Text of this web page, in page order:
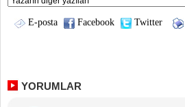
E-posta Facebook Twitter
YORUMLAR